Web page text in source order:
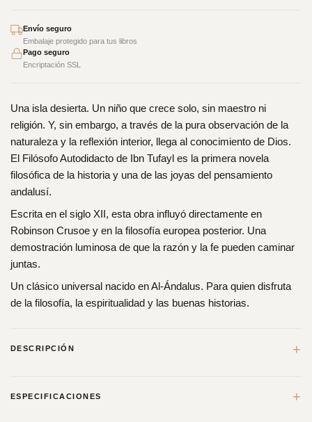
Envío seguro
Embalaje protegido para tus libros
Pago seguro
Encriptación SSL
Una isla desierta. Un niño que crece solo, sin maestro ni
religión. Y, sin embargo, a través de la pura observación de la
naturaleza y la reflexión interior, llega al conocimiento de Dios.
El Filósofo Autodidacto de Ibn Tufayl es la primera novela
filosófica de la historia y una de las joyas del pensamiento
andalusí.
Escrita en el siglo XII, esta obra influyó directamente en
Robinson Crusoe y en la filosofía europea posterior. Una
demostración luminosa de que la razón y la fe pueden caminar
juntas.
Un clásico universal nacido en Al-Ándalus. Para quien disfruta
de la filosofía, la espiritualidad y las buenas historias.
DESCRIPCIÓN +
el Sufismo, y también se puede describir como un experimento
ESPECIFICACIONES +